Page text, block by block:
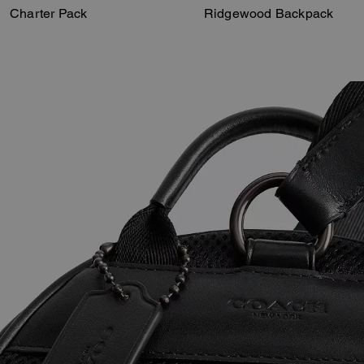
Charter Pack Ridgewood Backpack